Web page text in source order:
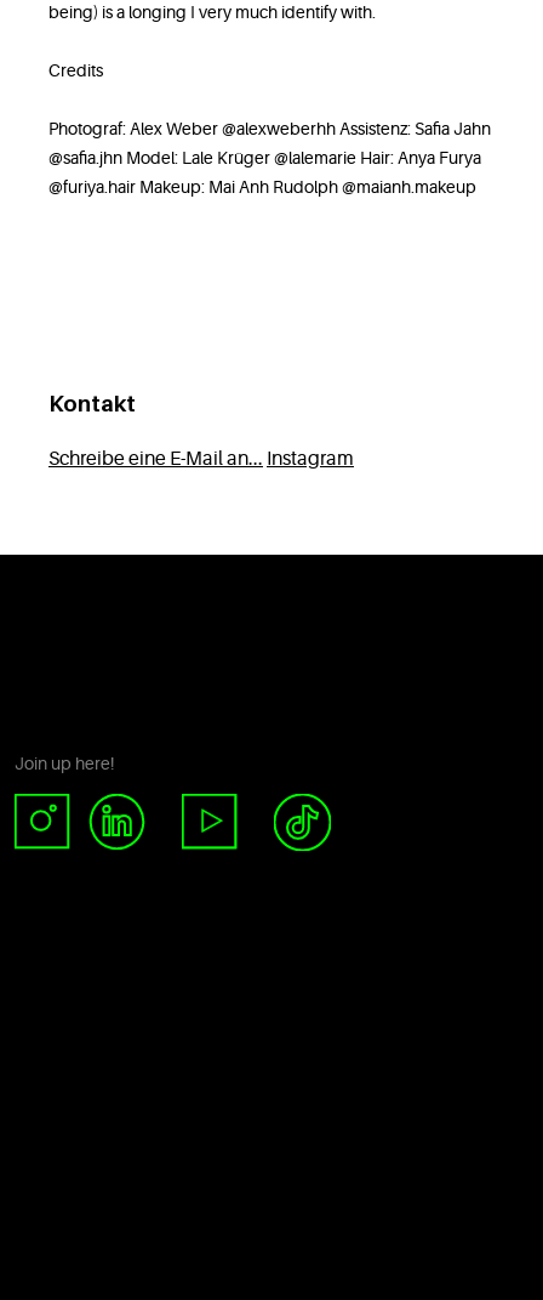
being) is a longing I very much identify with.
Credits
Photograf: Alex Weber @alexweberhh Assistenz: Safia Jahn
@safia.jhn Model: Lale Krüger @lalemarie Hair: Anya Furya
@furiya.hair Makeup: Mai Anh Rudolph @maianh.makeup
Kontakt
Schreibe eine E-Mail an... Instagram
Join up here!